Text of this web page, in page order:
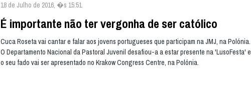
18 de Julho de 2016, �s 15:51
É importante não ter vergonha de ser católico
Cuca Roseta vai cantar e falar aos jovens portugueses que participam na JMJ, na Polónia.
O Departamento Nacional da Pastoral Juvenil desafiou-a a estar presente na 'LusoFesta' e
o seu fado vai ser apresentado no Krakow Congress Centre, na Polónia.